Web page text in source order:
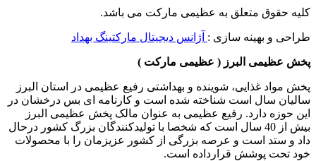
کلیه حقوق متعلق به عظیمی مارکت می باشد.
طراحی و بهینه سازی : آژانس دیجیتال مارکتینگ بهداد
پخش عظیمی البرز ( عظیمی مارکت )
پخش مواد غذایی، شوینده و بهداشتی رفیع عظیمی در استان البرز
سالیان سال است شناخته شده است و کارنامه ای بس درخشان در
این حوزه دارد. رفیع عظیمی به عنوان مالک پخش عظیمی البرز
بیش از 40 سال است که شخصا با تولیدکنندگان بزرگ کشور درحال
داد و ستد است و عرصه بزرگی از کشور عزیزمان را با محصولات
خود تحت پوشش قرارداده است.